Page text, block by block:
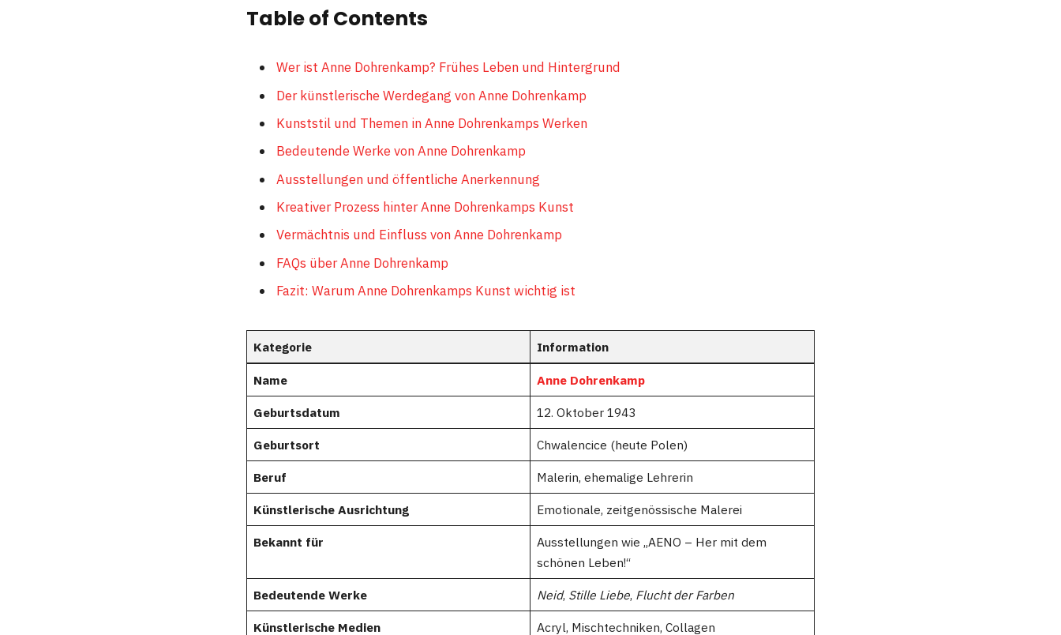
Table of Contents
Wer ist Anne Dohrenkamp? Frühes Leben und Hintergrund
Der künstlerische Werdegang von Anne Dohrenkamp
Kunststil und Themen in Anne Dohrenkamps Werken
Bedeutende Werke von Anne Dohrenkamp
Ausstellungen und öffentliche Anerkennung
Kreativer Prozess hinter Anne Dohrenkamps Kunst
Vermächtnis und Einfluss von Anne Dohrenkamp
FAQs über Anne Dohrenkamp
Fazit: Warum Anne Dohrenkamps Kunst wichtig ist
Kategorie Information
Name Anne Dohrenkamp
Geburtsdatum 12. Oktober 1943
Geburtsort Chwalencice (heute Polen)
Beruf Malerin, ehemalige Lehrerin
Künstlerische Ausrichtung Emotionale, zeitgenössische Malerei
Bekannt für
Ausstellungen wie „AENO – Her mit dem
schönen Leben!“
Bedeutende Werke Neid, Stille Liebe, Flucht der Farben
Künstlerische Medien Acryl, Mischtechniken, Collagen